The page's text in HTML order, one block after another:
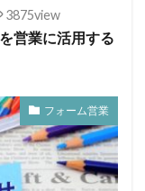
3875view
営業に活用する
フォーム営業